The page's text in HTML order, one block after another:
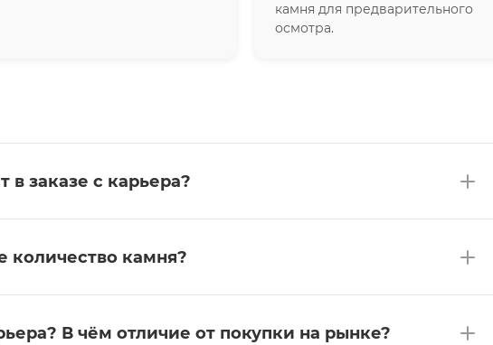
камня для предварительного
осмотра.
в заказе с карьера?
количество камня?
В чём отличие от покупки на рынке?